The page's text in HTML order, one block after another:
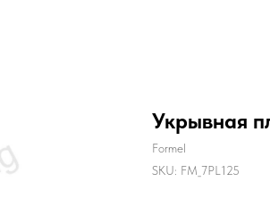
Укрывная
Formel
SKU: FM_7PL125